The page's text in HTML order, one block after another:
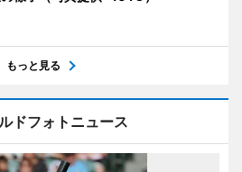
もっと見る
ドフォトニュース